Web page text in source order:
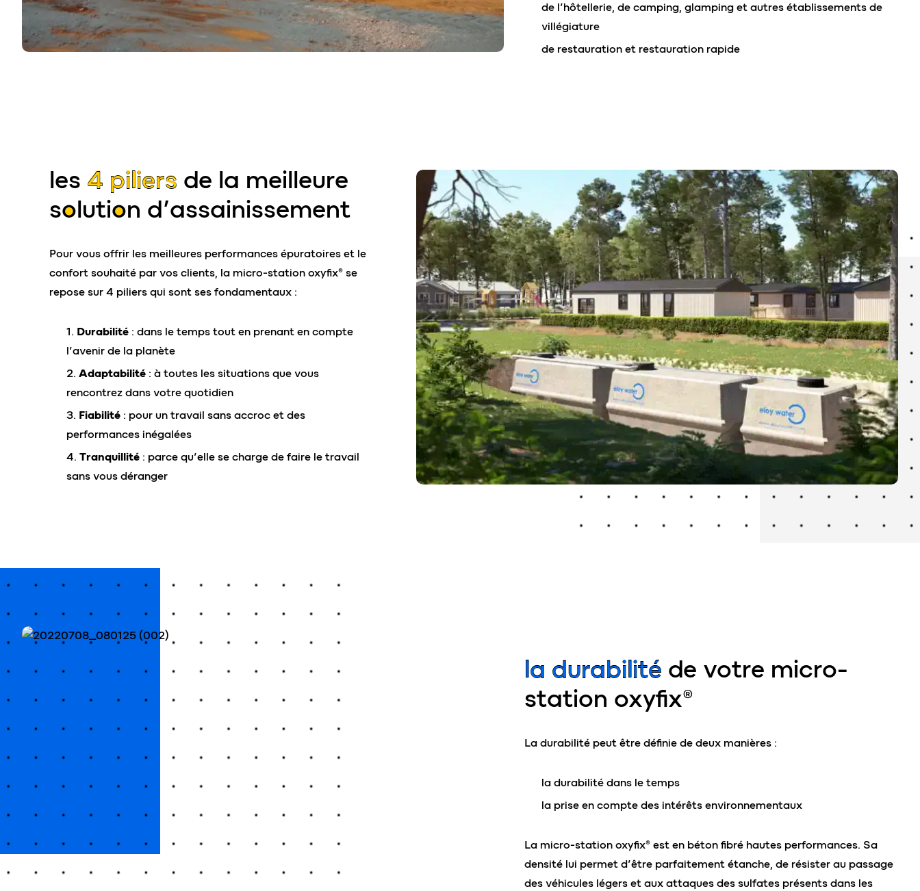
de l’hôtellerie, de camping, glamping et autres établissements de
villégiature
de restauration et restauration rapide
les 4 piliers de la meilleure
solution d’assainissement
Pour vous offrir les meilleures performances épuratoires et le
confort souhaité par vos clients, la micro-station oxyfix® se
repose sur 4 piliers qui sont ses fondamentaux :
Durabilité : dans le temps tout en prenant en compte
l’avenir de la planète
Adaptabilité : à toutes les situations que vous
rencontrez dans votre quotidien
Fiabilité : pour un travail sans accroc et des
performances inégalées
Tranquillité : parce qu’elle se charge de faire le travail
sans vous déranger
la durabilité de votre micro-
station oxyfix®
La durabilité peut être définie de deux manières :
la durabilité dans le temps
la prise en compte des intérêts environnementaux
La micro-station oxyfix® est en béton fibré hautes performances. Sa
densité lui permet d’être parfaitement étanche, de résister au passage
des véhicules légers et aux attaques des sulfates présents dans les